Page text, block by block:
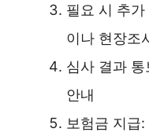
필요 시 추
이나 현장조
심사 결과
안내
보험금 지급